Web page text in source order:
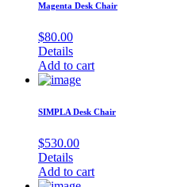
Magenta Desk Chair
$80.00
Details
Add to cart
SIMPLA Desk Chair
$530.00
Details
Add to cart